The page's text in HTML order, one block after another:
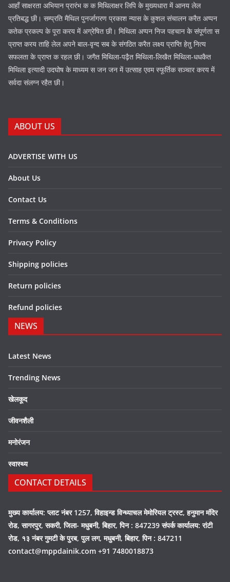
आहाँ साक्षरता अभियान प्रारंभ क क मिथिलाक्षर लिपि के मुख्यधारा में आनय लेल
प्रतिबद्ध छी। सम्प्रति मैथिल पुनर्जागरण प्रकाश न्यास के कुशल संचालन करैत अप्पन
कतेक प्रकल्प के पूरा करय में अग्रेषित छी। मिथिला अप्पन निज पहचान के संपूर्णता स
प्राप्त करय ताहि लेल अपने बाल-वृन्द सब के संगठित करैत लक्ष्य प्राप्ति हेतु नित्य
सफलता के प्राप्त क रहल छी। जगैत मिथिला-पढ़ैत मिथिला-लिखैत मिथिला-धधकैत
मिथिला इत्यादी उदघोष के माध्यम स जन जन में उत्साह एवम स्फूर्तिक सञ्चार करय में
सर्वदा संलग्न रहैत छी।
ABOUT US
ADVERTISE WITH US
About Us
Contact Us
Terms & Conditions
Privacy Policy
Shipping policies
Return policies
Refund policies
NEWS
Latest News
Trending News
खेलकूद
जीवनशैली
मनोरंजन
स्वास्थ्य
CONTACT DETAILS
मुख्य कार्यालय: प्लाट नंबर 1257, विहाइन्ड विन्ध्याचल मेमोरियल ट्रस्ट, हनुमान मंदिर
रोड, सागरपुर, सकरी, जिला- मधुबनी, बिहार, पिन : 847239 संपर्क कार्यालय: रांटी
रोड, १३ नंबर गुमटी के पुरब, पुल लग, मधुबनी, बिहार, पिन : 847211
contact@mppdainik.com +91 7480018873